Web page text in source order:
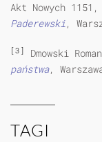
Akt Nowych
Paderewski,
[3] Dmowski
państwa,
TAGI